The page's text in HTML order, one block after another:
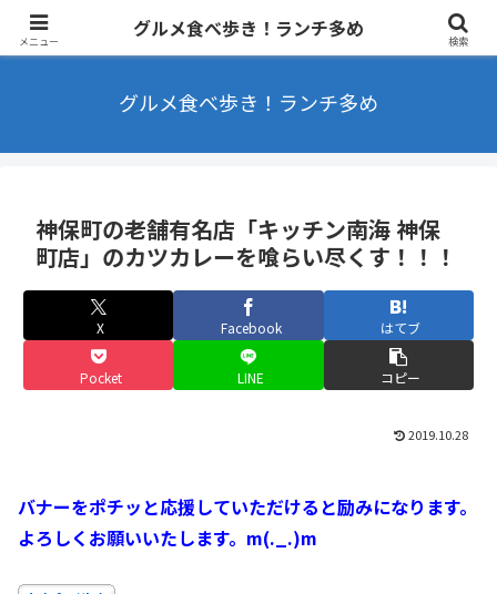
東京を中心にラーメンやカフェなどを食べ歩きするブログ ランチ・B級グル
メ多め
グルメ食べ歩き！ランチ多め
神保町の老舗有名店「キッチン南海 神保
町店」のカツカレーを喰らい尽くす！！！
X Facebook はてブ
Pocket LINE コピー
2019.10.28
バナーをポチッと応援していただけると励みになります。
よろしくお願いいたします。m(._.)m
メニュー
グルメ食べ歩き！ランチ多め
検索